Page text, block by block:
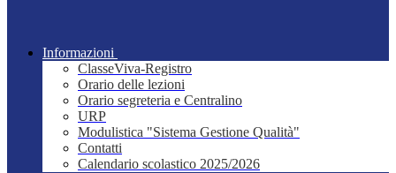
Informazioni
ClasseViva-Registro
Orario delle lezioni
Orario segreteria e Centralino
URP
Modulistica "Sistema Gestione Qualità"
Contatti
Calendario scolastico 2025/2026